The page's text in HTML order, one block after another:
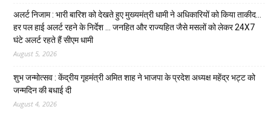
अलर्ट निजाम : भारी बारिश को देखते हुए मुख्यमंत्री धामी ने अधिकारियों को किया ताकीद…
हर पल हाई अलर्ट रहने के निर्देश … जनहित और राज्यहित जैसे मसलों को लेकर 24X7
घंटे अलर्ट रहते हैं सीएम धामी
August 5, 2026
शुभ जन्मोत्सव : केंद्रीय गृहमंत्री अमित शाह ने भाजपा के प्रदेश अध्यक्ष महेंद्र भट्ट को
जन्मदिन की बधाई दी
August 4, 2026